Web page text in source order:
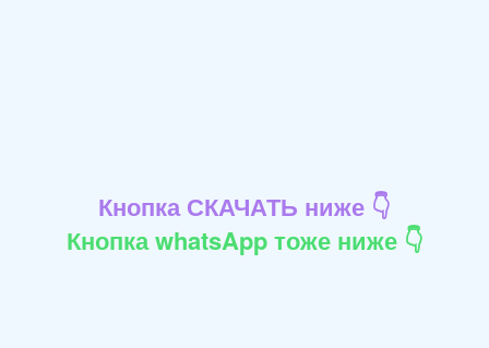
Кнопка СКАЧАТЬ ниже 👇
Кнопка whatsApp тоже ниже 👇